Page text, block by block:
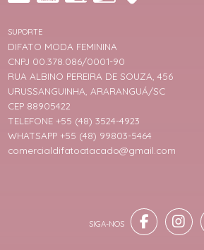
SUPORTE
DIFATO MODA FEMININA
CNPJ 00.378.086/0001-90
RUA ALBINO PEREIRA DE SOUZA, 456
URUSSANGUINHA, ARARANGUÁ/SC
CEP 88905422
TELEFONE +55 (48) 3524-4923
WHATSAPP +55 (48) 99803-5464
comercialdifatoatacado@gmail.com